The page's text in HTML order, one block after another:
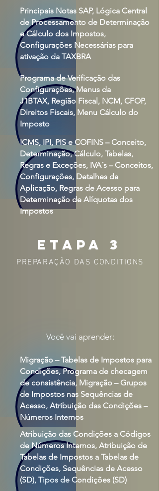
Principais Notas SAP, Lógica Central
de Processamento de Determinação
e Cálculo dos Impostos,
Configurações Necessárias para
ativação da TAXBRA
Programa de Verificação das
Configurações, Menus da
J1BTAX, Região Fiscal, NCM, CFOP,
Direitos Fiscais, Menu Cálculo do
Imposto
ICMS, IPI, PIS e COFINS – Conceito,
Determinação, Cálculo, Tabelas,
Regras e Exceções, IVA´s – Conceitos,
Configurações, Detalhes da
Aplicação, Regras de Acesso para
Determinação de Alíquotas dos
Impostos
etapa 3
PREPARAÇÃO DAS CONDITIONS
Você vai aprender:
Migração – Tabelas de Impostos para
Condições, Programa de checagem
de consistência, Migração – Grupos
de Impostos nas Sequências de
Acesso, Atribuição das Condições –
Números Internos
Atribuição das Condições a Códigos
de Números Internos, Atribuição de
Tabelas de Impostos a Tabelas de
Condições, Sequências de Acesso
(SD), Tipos de Condições (SD)